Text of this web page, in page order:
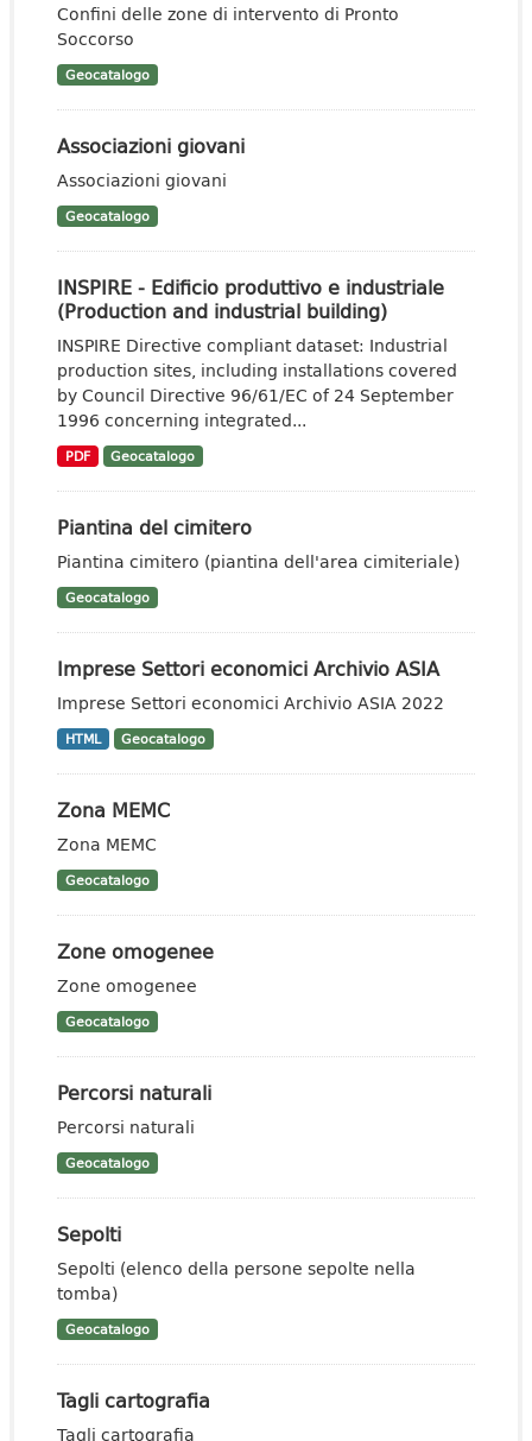
Confini delle zone di intervento di Pronto
Soccorso
Geocatalogo
Associazioni giovani
Associazioni giovani
Geocatalogo
INSPIRE - Edificio produttivo e industriale
(Production and industrial building)
INSPIRE Directive compliant dataset: Industrial
production sites, including installations covered
by Council Directive 96/61/EC of 24 September
1996 concerning integrated...
PDF Geocatalogo
Piantina del cimitero
Piantina cimitero (piantina dell'area cimiteriale)
Geocatalogo
Imprese Settori economici Archivio ASIA
Imprese Settori economici Archivio ASIA 2022
HTML Geocatalogo
Zona MEMC
Zona MEMC
Geocatalogo
Zone omogenee
Zone omogenee
Geocatalogo
Percorsi naturali
Percorsi naturali
Geocatalogo
Sepolti
Sepolti (elenco della persone sepolte nella
tomba)
Geocatalogo
Tagli cartografia
Tagli cartografia